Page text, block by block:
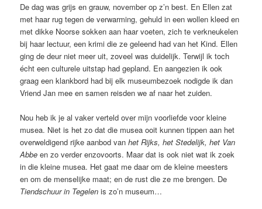
De dag was grijs en grauw, november op z’n best. En Ellen zat
met haar rug tegen de verwarming, gehuld in een wollen kleed en
met dikke Noorse sokken aan haar voeten, zich te verkneukelen
bij haar lectuur, een krimi die ze geleend had van het Kind. Ellen
ging de deur niet meer uit, zoveel was duidelijk. Terwijl ik toch
écht een culturele uitstap had gepland. En aangezien ik ook
graag een klankbord had bij elk museumbezoek nodigde ik dan
Vriend Jan mee en samen reisden we af naar het zuiden.
Nou heb ik je al vaker verteld over mijn voorliefde voor kleine
musea. Niet is het zo dat die musea ooit kunnen tippen aan het
overweldigend rijke aanbod vanhet Rijks, het Stedelijk, het Van
Abbeen zo verder enzovoorts. Maar dat is ook niet wat ik zoek
in die kleine musea. Het gaat me daar om de kleine meesters
en om de menselijke maat; en de rust die ze me brengen. De
Tiendschuur in Tegelen is zo’n museum…